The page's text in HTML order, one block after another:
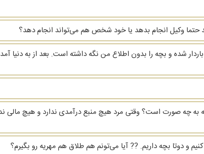
باید حتما وکیل انجام بدهد یا خود شخص هم می‌تواند انجام دهد؟
شده و بچه را بدون اطلاع من نگه داشته است. بعد از به دنیا
به چه صورت است؟ وقتی مرد هیچ منبع درآمدی ندارد و هیچ مالی